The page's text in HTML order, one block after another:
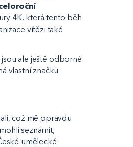
4K, která tento běh
vítězi také
ale ještě odborné
vlastní značku
což mě opravdu
seznámit,
umělecké